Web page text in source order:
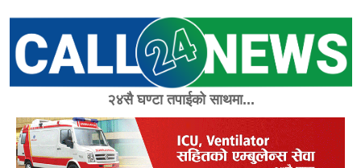
content
२४सै घण्टा तपाईको साथमा...